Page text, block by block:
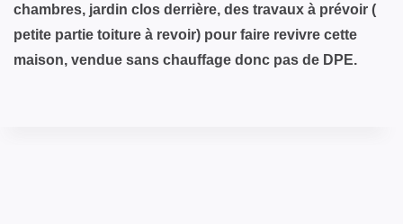
chambres, jardin clos derrière, des travaux à prévoir (
petite partie toiture à revoir) pour faire revivre cette
maison, vendue sans chauffage donc pas de DPE.